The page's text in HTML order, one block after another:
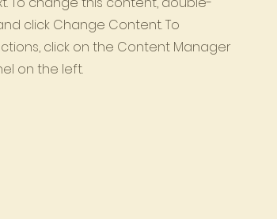
click Change Content. To
click on the Content Manager
on the left.